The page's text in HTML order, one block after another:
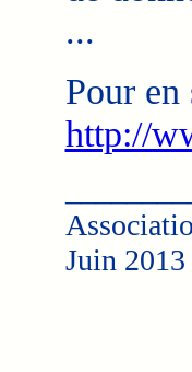
...
Pour
http://
Juin 2013